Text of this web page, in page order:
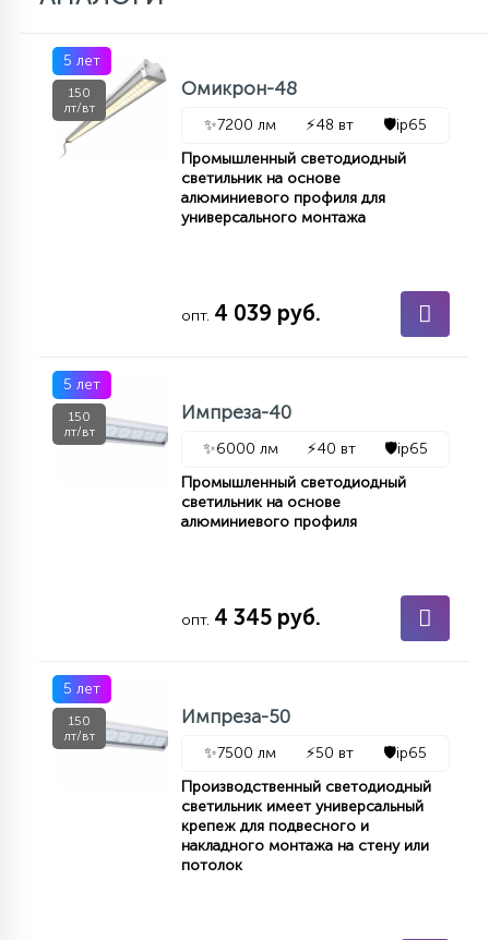
5 лет
150
лт/вт
Омикрон-48
✨7200 лм ⚡48 вт 🛡️ip65
Промышленный светодиодный
светильник на основе
алюминиевого профиля для
универсального монтажа
опт. 4 039 руб.
5 лет
150
лт/вт
Импреза-40
✨6000 лм ⚡40 вт 🛡️ip65
Промышленный светодиодный
светильник на основе
алюминиевого профиля
опт. 4 345 руб.
5 лет
150
лт/вт
Импреза-50
✨7500 лм ⚡50 вт 🛡️ip65
Производственный светодиодный
светильник имеет универсальный
крепеж для подвесного и
накладного монтажа на стену или
потолок